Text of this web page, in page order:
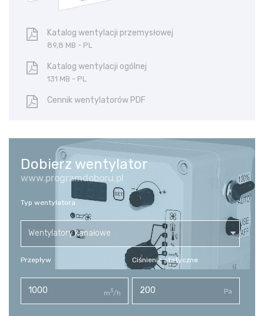
Katalog wentylacji przemysłowej
89,8 MB - PL
Katalog wentylacji ogólnej
131 MB - PL
Cennik wentylatorów PDF
Dobierz wentylator
www.programdoboru.pl
Typ wentylatora
Wentylatory kanałowe
Przepływ
m3/h
Ciśnienie statyczne
Pa